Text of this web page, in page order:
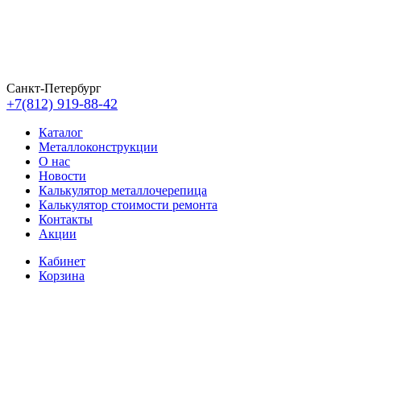
Санкт-Петербург
+7(812) 919-88-42
Каталог
Металлоконструкции
О нас
Новости
Калькулятор металлочерепица
Калькулятор стоимости ремонта
Контакты
Акции
Кабинет
Корзина